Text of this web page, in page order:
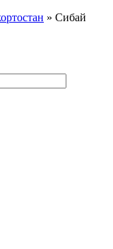
» Сибай